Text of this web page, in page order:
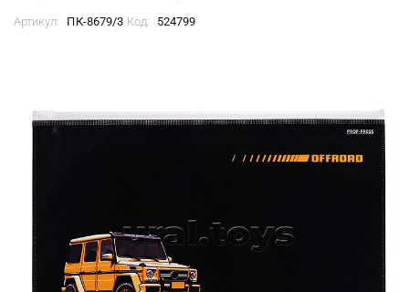
Артикул: ПК-8679/3 Код: 524799